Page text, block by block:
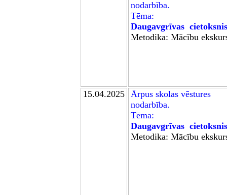
nodarbība.
Tēma:
Daugavgrīvas cietoksnis
Metodika: Mācību
15.04.2025 Ārpus skolas vēstures
nodarbība.
Tēma:
Daugavgrīvas cietoksnis
Metodika: Mācību